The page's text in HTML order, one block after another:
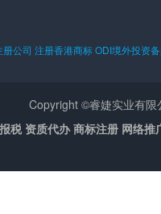
公司 注册香港商标ODI境外投资
Copyright ©睿婕实业有
税 资质代办 商标注册 网络